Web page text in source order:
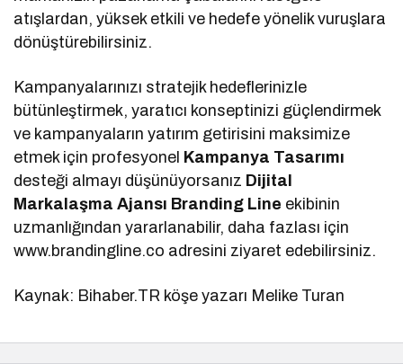
atışlardan, yüksek etkili ve hedefe yönelik vuruşlara
dönüştürebilirsiniz.
Kampanyalarınızı stratejik hedeflerinizle
bütünleştirmek, yaratıcı konseptinizi güçlendirmek
ve kampanyaların yatırım getirisini maksimize
etmek için profesyonel Kampanya Tasarımı
desteği almayı düşünüyorsanız Dijital
Markalaşma Ajansı Branding Line ekibinin
uzmanlığından yararlanabilir, daha fazlası için
www.brandingline.co adresini ziyaret edebilirsiniz.
Kaynak: Bihaber.TR köşe yazarı Melike Turan